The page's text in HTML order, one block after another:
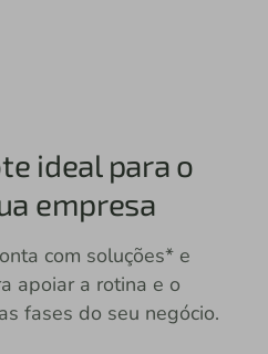
ideal para o
empresa
com soluções* e
apoiar a rotina e o
fases do seu negócio.